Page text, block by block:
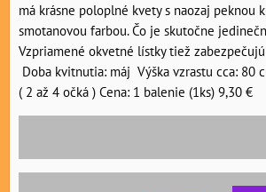
má krásne poloplné kvety s naozaj peknou
smotanovou farbou. Čo je skutočne
Vzpriamené okvetné lístky tiež
Doba kvitnutia: máj Výška vzrastu cca: 80
( 2 až 4 očká ) Cena: 1 balenie (1ks) 9,30 €